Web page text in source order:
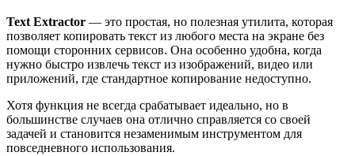
Text Extractor — это простая, но полезная утилита, которая
позволяет копировать текст из любого места на экране без
помощи сторонних сервисов. Она особенно удобна, когда
нужно быстро извлечь текст из изображений, видео или
приложений, где стандартное копирование недоступно.
Хотя функция не всегда срабатывает идеально, но в
большинстве случаев она отлично справляется со своей
задачей и становится незаменимым инструментом для
повседневного использования.